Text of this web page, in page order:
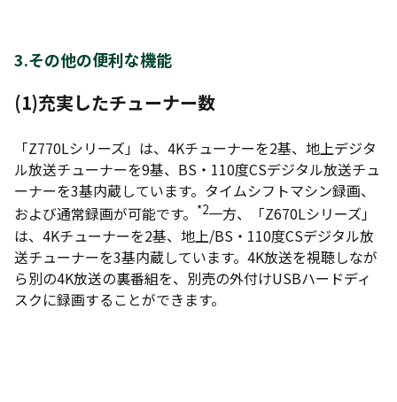
3.その他の便利な機能
(1)充実したチューナー数
「Z770Lシリーズ」は、4Kチューナーを2基、地上デジタ
ル放送チューナーを9基、BS・110度CSデジタル放送チュ
ーナーを3基内蔵しています。タイムシフトマシン録画、
および通常録画が可能です。 *2一方、「Z670Lシリーズ」
は、4Kチューナーを2基、地上/BS・110度CSデジタル放
送チューナーを3基内蔵しています。4K放送を視聴しなが
ら別の4K放送の裏番組を、別売の外付けUSBハードディ
スクに録画することができます。